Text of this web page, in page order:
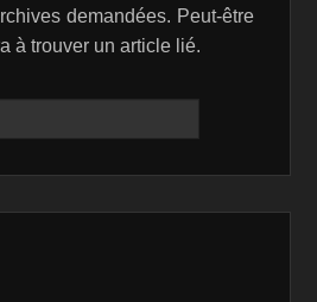
demandées. Peut-être
à trouver un article lié.